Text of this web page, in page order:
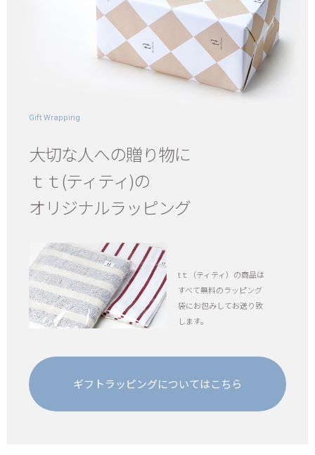
Gift Wrapping
大切な人への贈り物に
ｔｔ(ティティ)の
オリジナルラッピング
tｔ（ティティ）の商品は
すべて無料のラッピング
袋にお包みしてお送り致
します。
ギフトラッピングについてはこちら